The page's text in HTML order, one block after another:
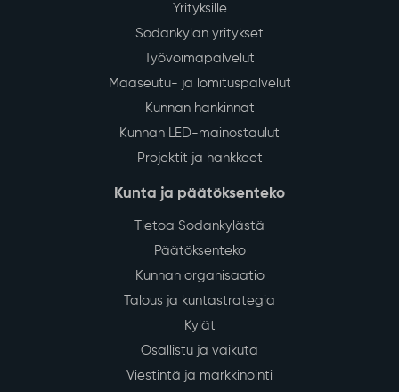
Yrityksille
Sodankylän yritykset
Työvoimapalvelut
Maaseutu- ja lomituspalvelut
Kunnan hankinnat
Kunnan LED-mainostaulut
Projektit ja hankkeet
Kunta ja päätöksenteko
Tietoa Sodankylästä
Päätöksenteko
Kunnan organisaatio
Talous ja kuntastrategia
Kylät
Osallistu ja vaikuta
Viestintä ja markkinointi